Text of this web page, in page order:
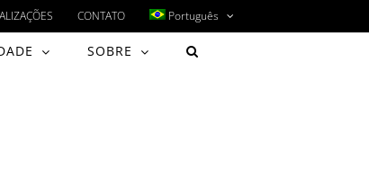
CONTATO Português
SOBRE